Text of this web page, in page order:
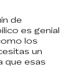
de
es genial
los
un
que esas